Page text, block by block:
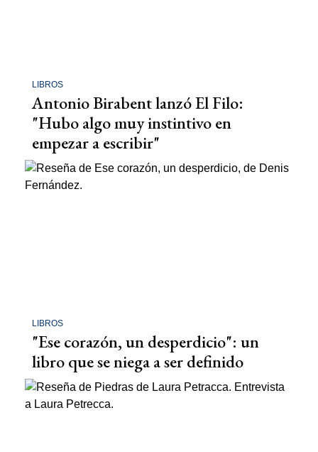
LIBROS
Antonio Birabent lanzó El Filo:
"Hubo algo muy instintivo en
empezar a escribir"
LIBROS
"Ese corazón, un desperdicio": un
libro que se niega a ser definido